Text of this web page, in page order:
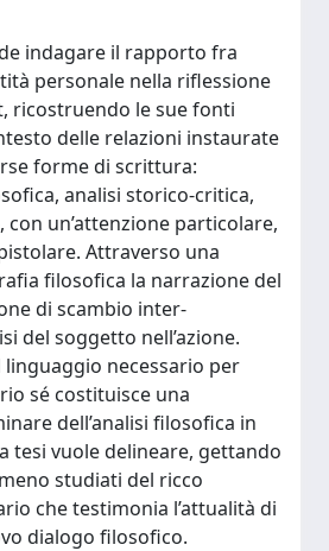
indagare il rapporto fra
personale nella riflessione
ricostruendo le sue fonti
delle relazioni instaurate
forme di scrittura:
analisi storico-critica,
un’attenzione particolare,
Attraverso una
filosofica la narrazione del
di scambio inter-
del soggetto nell’azione.
linguaggio necessario per
sé costituisce una
dell’analisi filosofica in
tesi vuole delineare, gettando
studiati del ricco
che testimonia l’attualità di
dialogo filosofico.